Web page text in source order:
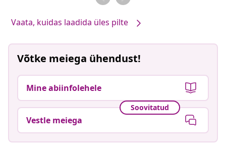
Vaata, kuidas laadida üles pilte
Võtke meiega ühendust!
Mine abiinfolehele
Soovitatud
Vestle meiega